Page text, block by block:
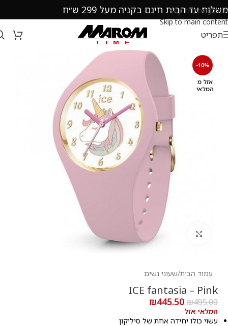
Skip to navigation
Skip to main content
משלוח עד הבית חינם בקניה מעל 299 ש״ח
תפריט
עמוד הבית/שעוני נשים
ICE fantasia – Pink
₪495.00
₪445.50
המלאי אזל
עשוי כולו יחידה אחת של סיליקון
-10%
אזל מ
המלאי
לחץ להגדלה